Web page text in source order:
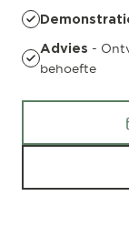
Advies -
behoefte